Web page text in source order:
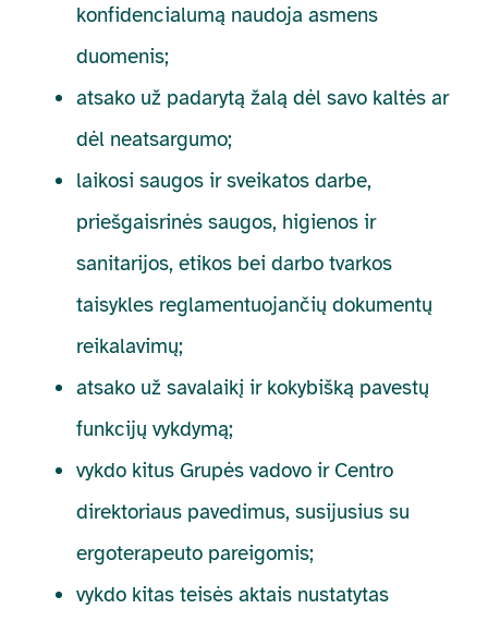
konfidencialumą naudoja asmens
duomenis;
atsako už padarytą žalą dėl savo kaltės ar
dėl neatsargumo;
laikosi saugos ir sveikatos darbe,
priešgaisrinės saugos, higienos ir
sanitarijos, etikos bei darbo tvarkos
taisykles reglamentuojančių dokumentų
reikalavimų;
atsako už savalaikį ir kokybišką pavestų
funkcijų vykdymą;
vykdo kitus Grupės vadovo ir Centro
direktoriaus pavedimus, susijusius su
ergoterapeuto pareigomis;
vykdo kitas teisės aktais nustatytas